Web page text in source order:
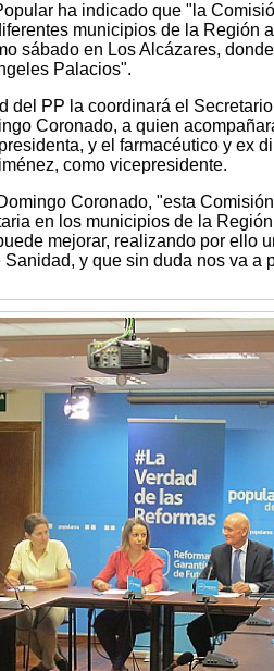
ha indicado que "la
municipios de la Región
sábado en Los Alcázares,
Palacios".
del PP la coordinará el
Coronado, a quien
y el farmacéutico y ex
como vicepresidente.
Coronado, "esta
en los municipios de la
mejorar, realizando por ello
y que sin duda nos va a